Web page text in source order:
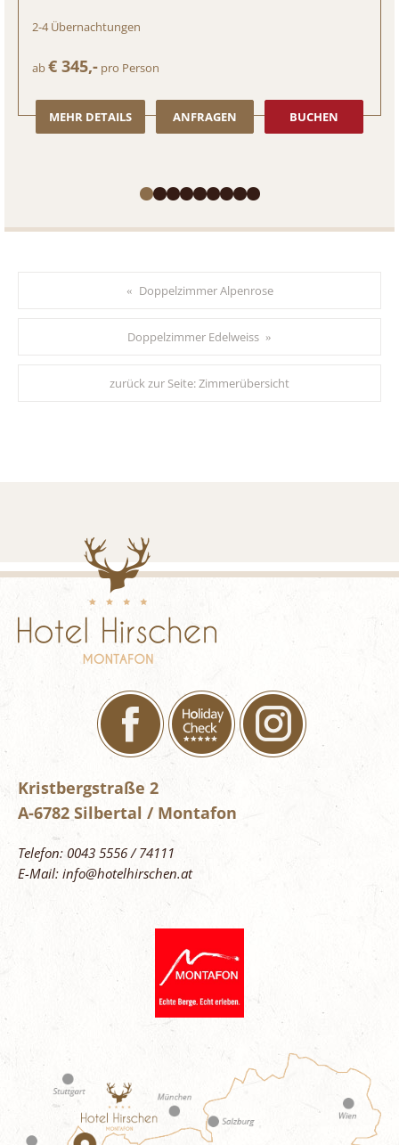
2-4Übernachtungen
ab€ 345,- pro Person
MEHR DETAILS ANFRAGEN BUCHEN
« Doppelzimmer Alpenrose
Doppelzimmer Edelweiss »
zurück zur Seite:Zimmerübersicht
Kristbergstraße 2
A-6782 Silbertal / Montafon
Telefon: 0043 5556 / 74111
E-Mail: info@hotelhirschen.at